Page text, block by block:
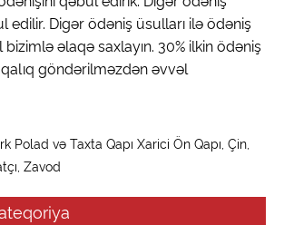
edilir. Digər ödəniş üsulları ilə ödəniş
əlaqə saxlayın. 30% ilkin ödəniş
göndərilməzdən əvvəl
Polad və Taxta Qapı Xarici Ön Qapı, Çin,
Zavod